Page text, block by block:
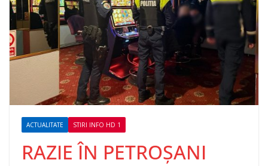
ACTUALITATE STIRI INFO HD 1
RAZIE ÎN PETROȘANI